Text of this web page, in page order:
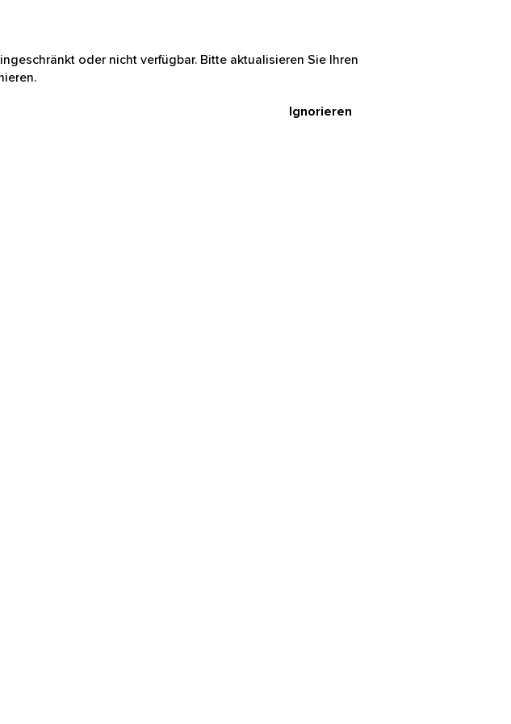
oder nicht verfügbar. Bitte aktualisieren Sie Ihren
Ignorieren